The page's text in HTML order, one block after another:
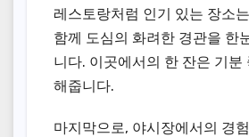
레스토랑처럼 인기 있는 장소
함께 도심의 화려한 경관을 한
니다. 이곳에서의 한 잔은 기분
해줍니다.
마지막으로, 야시장에서의 경